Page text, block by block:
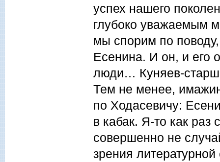
успех нашего
глубоко уважаемым
мы спорим по
Есенина. И он, и его
люди… Куняев-
Тем не менее,
по Ходасевичу:
в кабак. Я-то как
совершенно не
зрения